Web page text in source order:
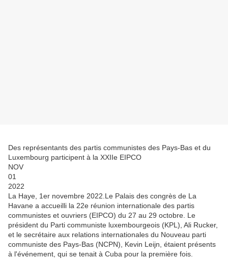
Des représentants des partis communistes des Pays-Bas et du
Luxembourg participent à la XXIIe EIPCO
NOV
01
2022
La Haye, 1er novembre 2022.Le Palais des congrès de La
Havane a accueilli la 22e réunion internationale des partis
communistes et ouvriers (EIPCO) du 27 au 29 octobre. Le
président du Parti communiste luxembourgeois (KPL), Ali Rucker,
et le secrétaire aux relations internationales du Nouveau parti
communiste des Pays-Bas (NCPN), Kevin Leijn, étaient présents
à l'événement, qui se tenait à Cuba pour la première fois.